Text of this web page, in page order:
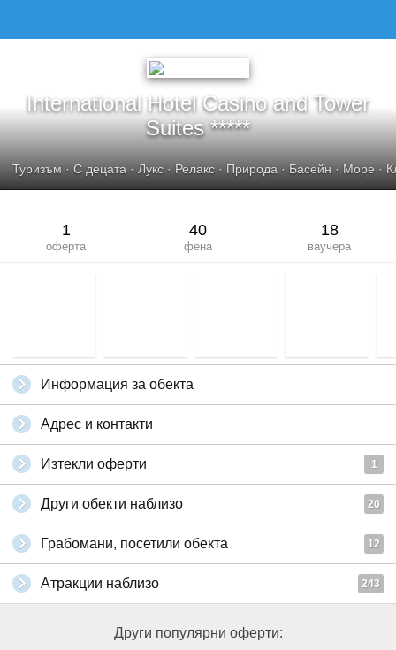
International Hotel Casino and Tower
Suites *****
Туризъм · С децата · Лукс · Релакс · Природа · Басейн · Море ·
1
оферта
40
фена
18
ваучера
Информация за обекта
Адрес и контакти
Изтекли оферти 1
Други обекти наблизо 20
Грабомани, посетили обекта 12
Атракции наблизо 243
Други популярни оферти: